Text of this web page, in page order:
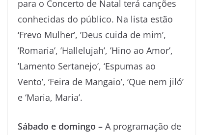
para o Concerto de Natal terá canções
conhecidas do público. Na lista estão
‘Frevo Mulher’, ⁠’Deus cuida de mim’,
⁠’Romaria’, ⁠’Hallelujah’, ⁠’Hino ao Amor’,
⁠’Lamento Sertanejo’, ‘⁠Espumas ao
Vento’, ‘Feira de Mangaio’, ‘Que nem jiló’
e ‘Maria, Maria’.
Sábado e domingo – A programação de